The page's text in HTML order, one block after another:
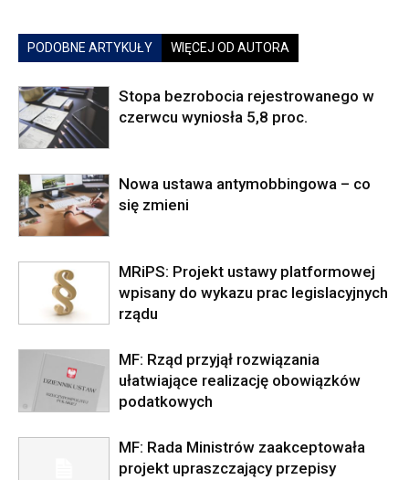
PODOBNE ARTYKUŁY WIĘCEJ OD AUTORA
Stopa bezrobocia rejestrowanego w
czerwcu wyniosła 5,8 proc.
Nowa ustawa antymobbingowa – co
się zmieni
MRiPS: Projekt ustawy platformowej
wpisany do wykazu prac legislacyjnych
rządu
MF: Rząd przyjął rozwiązania
ułatwiające realizację obowiązków
podatkowych
MF: Rada Ministrów zaakceptowała
projekt upraszczający przepisy